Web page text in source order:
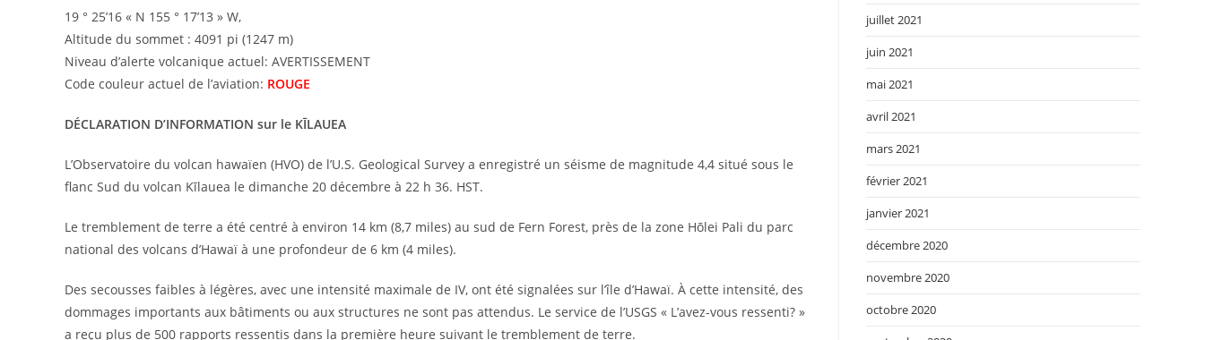
19 ° 25’16 « N 155 ° 17’13 » W,
Altitude du sommet : 4091 pi (1247 m)
Niveau d’alerte volcanique actuel: AVERTISSEMENT
Code couleur actuel de l’aviation: ROUGE
DÉCLARATION D’INFORMATION sur le KĪLAUEA
L’Observatoire du volcan hawaïen (HVO) de l’U.S. Geological Survey a enregistré un séisme de magnitude 4,4 situé sous le
flanc Sud du volcan Kīlauea le dimanche 20 décembre à 22 h 36. HST.
Le tremblement de terre a été centré à environ 14 km (8,7 miles) au sud de Fern Forest, près de la zone Hōlei Pali du parc
national des volcans d’Hawaï à une profondeur de 6 km (4 miles).
Des secousses faibles à légères, avec une intensité maximale de IV, ont été signalées sur l’île d’Hawaï. À cette intensité, des
dommages importants aux bâtiments ou aux structures ne sont pas attendus. Le service de l’USGS « L’avez-vous ressenti? »
a reçu plus de 500 rapports ressentis dans la première heure suivant le tremblement de terre.
juillet 2021
juin 2021
mai 2021
avril 2021
mars 2021
février 2021
janvier 2021
décembre 2020
novembre 2020
octobre 2020